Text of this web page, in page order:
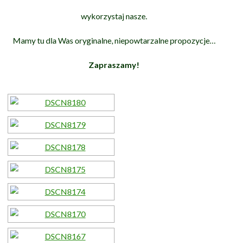
wykorzystaj nasze.
Mamy tu dla Was oryginalne, niepowtarzalne propozycje…
Zapraszamy!